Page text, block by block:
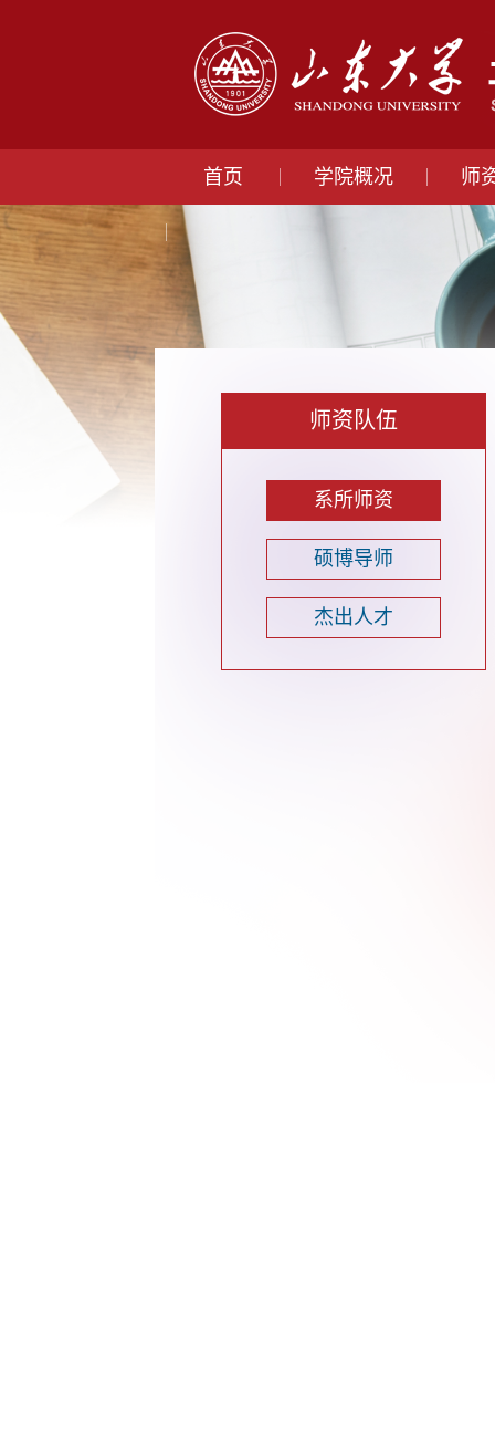
首页 学院概况 师
师资队伍
系所师资
硕博导师
杰出人才